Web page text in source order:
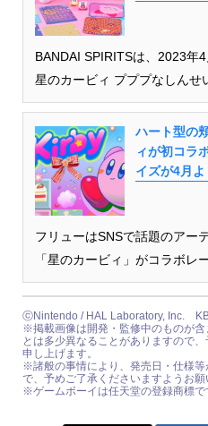
BANDAI SPIRITSは、2023年
星のカービィ プププなしんせ
ハート型の
ィが初コラ
イズが4月
フリューはSNSで話題のアー
「星のカービィ」がコラボレ
ⓒNintendo / HAL Laboratory, Inc.
※掲載画像は開発・監修中のものが
とは多少異なることがありますので
申し上げます。
※諸般の事情により、発売日・仕様
で、予めご了承くださいますようお願
※ゲームボーイは任天堂の登録商標で